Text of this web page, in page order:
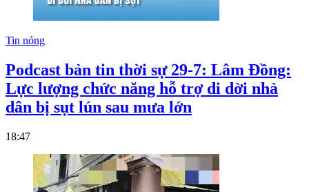
Tin nóng
Podcast bản tin thời sự 29-7: Lâm Đồng:
Lực lượng chức năng hỗ trợ di dời nhà
dân bị sụt lún sau mưa lớn
18:47